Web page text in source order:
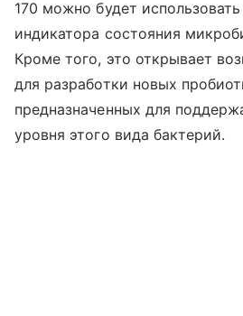
170 можно будет
индикатора состояния
Кроме того, это открывает
для разработки новых
предназначенных для
уровня этого вида бактерий.